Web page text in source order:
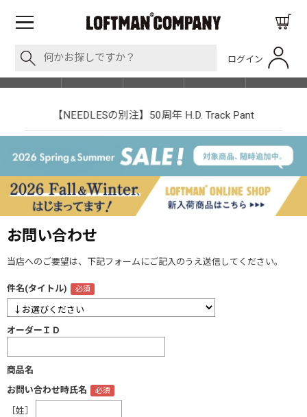
ログイン
SHOP LIST
【NEEDLESの別注】50周年 H.D. Track Pant
お問い合わせ
当店へのご要望は、下記フォームにご記入のうえ送信してください。
件名(タイトル)
オーダーＩＤ
商品名
お問い合わせ時氏名
［姓］